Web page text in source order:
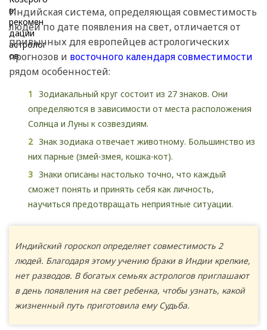
Индийская система, определяющая совместимость
людей по дате появления на свет, отличается от
привычных для европейцев астрологических
прогнозов и восточного календаря совместимости
рядом особенностей:
Зодиакальный круг состоит из 27 знаков. Они
определяются в зависимости от места расположения
Солнца и Луны к созвездиям.
Знак зодиака отвечает животному. Большинство из
них парные (змей-змея, кошка-кот).
Знаки описаны настолько точно, что каждый
сможет понять и принять себя как личность,
научиться предотвращать неприятные ситуации.
Индийский гороскоп определяет совместимость 2
людей. Благодаря этому учению браки в Индии крепкие,
нет разводов. В богатых семьях астрологов приглашают
в день появления на свет ребенка, чтобы узнать, какой
жизненный путь приготовила ему Судьба.